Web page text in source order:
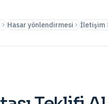
Hasar yönlendirmesi İletişim